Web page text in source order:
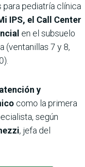
pediatría clínica
IPS, el Call Center
en el subsuelo
(ventanillas 7 y 8,
y
como la primera
según
, jefa del